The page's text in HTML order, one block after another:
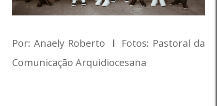
Por: Anaely Roberto l Fotos: Pastoral da
Comunicação Arquidiocesana